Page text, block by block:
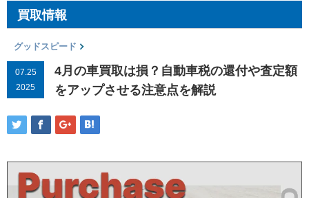
買取情報
グッドスピード
07.25
2025
4月の車買取は損？自動車税の還付や査定額
をアップさせる注意点を解説